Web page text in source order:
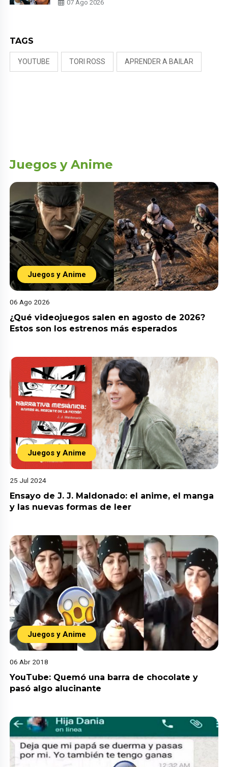
NALDY SALDAÑA
07 Ago 2026
TAGS
YOUTUBE TORI ROSS APRENDER A BAILAR
Juegos y Anime
Juegos y Anime
06 Ago 2026
¿Qué videojuegos salen en agosto de 2026?
Estos son los estrenos más esperados
Juegos y Anime
25 Jul 2024
Ensayo de J. J. Maldonado: el anime, el manga
y las nuevas formas de leer
Juegos y Anime
06 Abr 2018
YouTube: Quemó una barra de chocolate y
pasó algo alucinante